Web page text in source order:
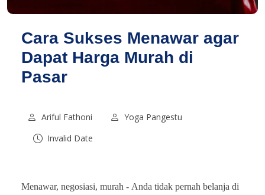
Cara Sukses Menawar agar
Dapat Harga Murah di
Pasar
Ariful Fathoni
Yoga Pangestu
Invalid Date
Menawar, negosiasi, murah - Anda tidak pernah belanja di